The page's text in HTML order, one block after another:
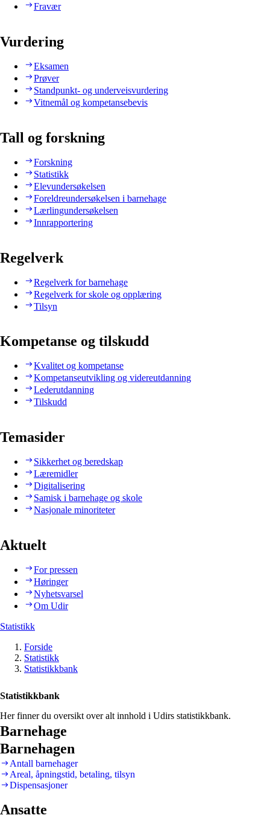
Fravær
Vurdering
Eksamen
Prøver
Standpunkt- og underveisvurdering
Vitnemål og kompetansebevis
Tall og forskning
Forskning
Statistikk
Elevundersøkelsen
Foreldreundersøkelsen i barnehage
Lærlingundersøkelsen
Innrapportering
Regelverk
Regelverk for barnehage
Regelverk for skole og opplæring
Tilsyn
Kompetanse og tilskudd
Kvalitet og kompetanse
Kompetanseutvikling og videreutdanning
Lederutdanning
Tilskudd
Temasider
Sikkerhet og beredskap
Læremidler
Digitalisering
Samisk i barnehage og skole
Nasjonale minoriteter
Aktuelt
For pressen
Høringer
Nyhetsvarsel
Om Udir
Statistikk
Forside
Statistikk
Statistikkbank
Statistikkbank
Her finner du oversikt over alt innhold i Udirs statistikkbank.
Barnehage
Barnehagen
Antall barnehager
Areal, åpningstid, betaling, tilsyn
Dispensasjoner
Ansatte